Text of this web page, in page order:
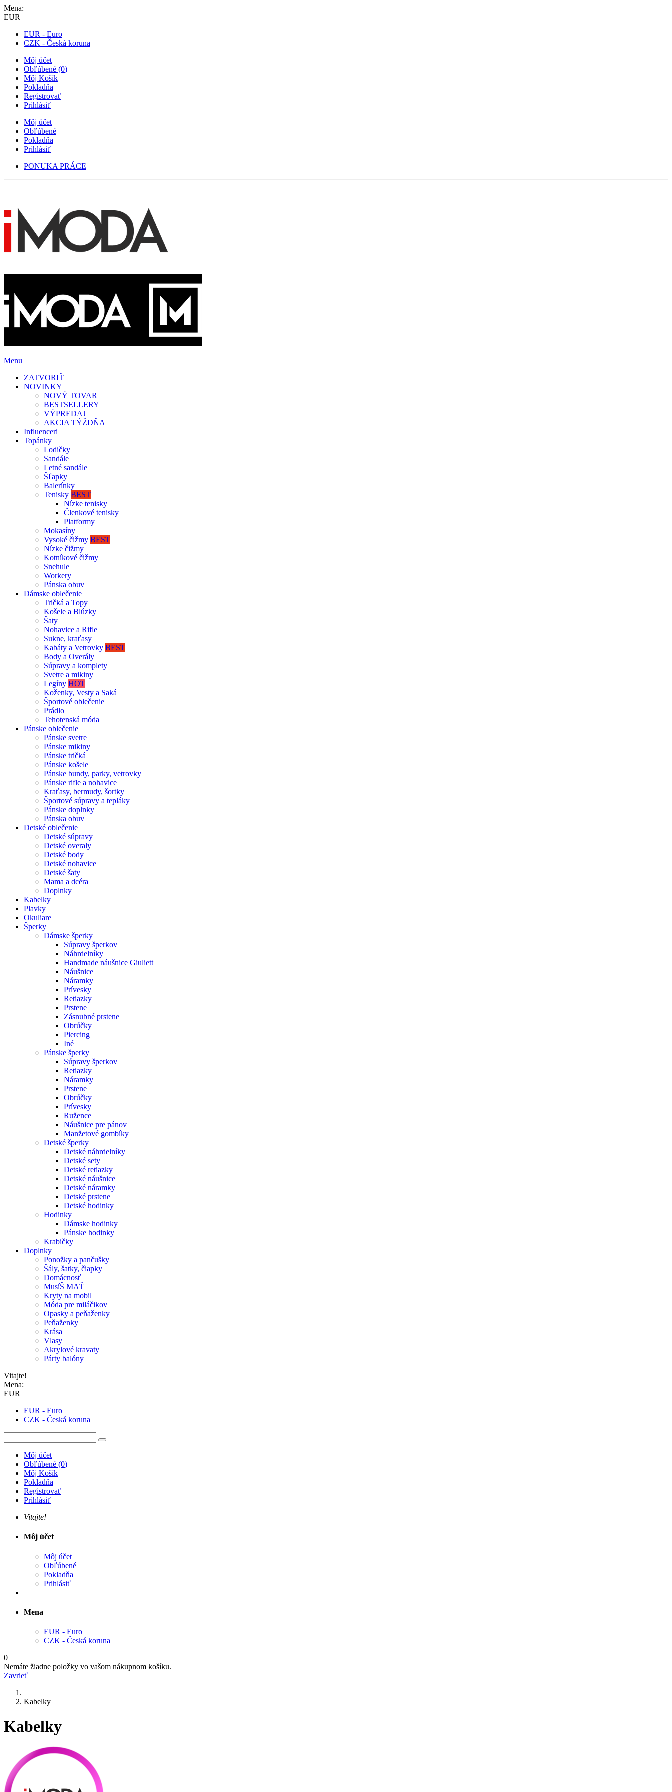
Mena:
EUR
EUR - Euro
CZK - Česká koruna
Môj účet
Obľúbené (0)
Môj Košík
Pokladňa
Registrovať
Prihlásiť
Môj účet
Obľúbené
Pokladňa
Prihlásiť
PONUKA PRÁCE
Menu
ZATVORIŤ
NOVINKY
NOVÝ TOVAR
BESTSELLERY
VÝPREDAJ
AKCIA TÝŽDŇA
Influenceri
Topánky
Lodičky
Sandále
Letné sandále
Šľapky
Balerínky
Tenisky BEST
Nízke tenisky
Členkové tenisky
Platformy
Mokasíny
Vysoké čižmy BEST
Nízke čižmy
Kotníkové čižmy
Snehule
Workery
Pánska obuv
Dámske oblečenie
Tričká a Topy
Košele a Blúzky
Šaty
Nohavice a Rifle
Sukne, kraťasy
Kabáty a Vetrovky BEST
Body a Overály
Súpravy a komplety
Svetre a mikiny
Legíny HOT
Koženky, Vesty a Saká
Športové oblečenie
Prádlo
Tehotenská móda
Pánske oblečenie
Pánske svetre
Pánske mikiny
Pánske tričká
Pánske košele
Pánske bundy, parky, vetrovky
Pánske rifle a nohavice
Kraťasy, bermudy, šortky
Športové súpravy a tepláky
Pánske doplnky
Pánska obuv
Detské oblečenie
Detské súpravy
Detské overaly
Detské body
Detské nohavice
Detské šaty
Mama a dcéra
Doplnky
Kabelky
Plavky
Okuliare
Šperky
Dámske šperky
Súpravy šperkov
Náhrdelníky
Handmade náušnice Giuliett
Náušnice
Náramky
Prívesky
Retiazky
Prstene
Zásnubné prstene
Obrúčky
Piercing
Iné
Pánske šperky
Súpravy šperkov
Retiazky
Náramky
Prstene
Obrúčky
Prívesky
Ružence
Náušnice pre pánov
Manžetové gombíky
Detské šperky
Detské náhrdelníky
Detské sety
Detské retiazky
Detské náušnice
Detské náramky
Detské prstene
Detské hodinky
Hodinky
Dámske hodinky
Pánske hodinky
Krabičky
Doplnky
Ponožky a pančušky
Šály, šatky, čiapky
Domácnosť
MusíŠ MAŤ
Kryty na mobil
Móda pre miláčikov
Opasky a peňaženky
Peňaženky
Krása
Vlasy
Akrylové kravaty
Párty balóny
Vitajte!
Mena:
EUR
EUR - Euro
CZK - Česká koruna
Môj účet
Obľúbené (0)
Môj Košík
Pokladňa
Registrovať
Prihlásiť
Vitajte!
Môj účet
Môj účet
Obľúbené
Pokladňa
Prihlásiť
Mena
EUR - Euro
CZK - Česká koruna
0
Nemáte žiadne položky vo vašom nákupnom košíku.
Zavrieť
Kabelky
Kabelky